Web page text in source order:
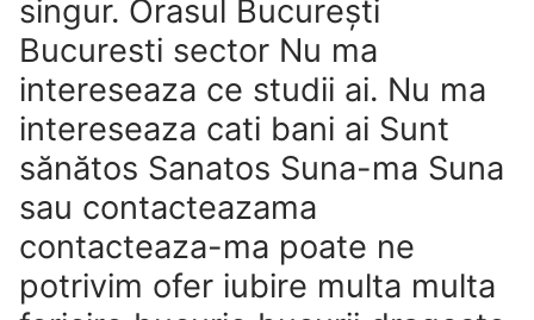
singur. Orasul Bucureşti
Bucuresti sector Nu ma
intereseaza ce studii ai. Nu ma
intereseaza cati bani ai Sunt
sănătos Sanatos Suna-ma Suna
sau contacteazama
contacteaza-ma poate ne
potrivim ofer iubire multa multa